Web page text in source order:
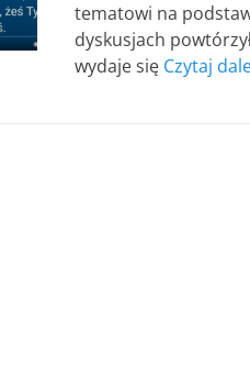
tematowi na
dyskusjach
wydaje się Czytaj